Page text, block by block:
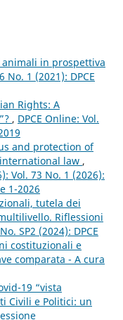
in prospettiva
No. 1 (2021): DPCE
Rights: A
, DPCE Online: Vol.
and protection of
law ,
Vol. 73 No. 1 (2026):
1-2026
tutela dei
Riflessioni
SP2 (2024): DPCE
costituzionali e
comparata - A cura
19 “vista
Civili e Politici: un